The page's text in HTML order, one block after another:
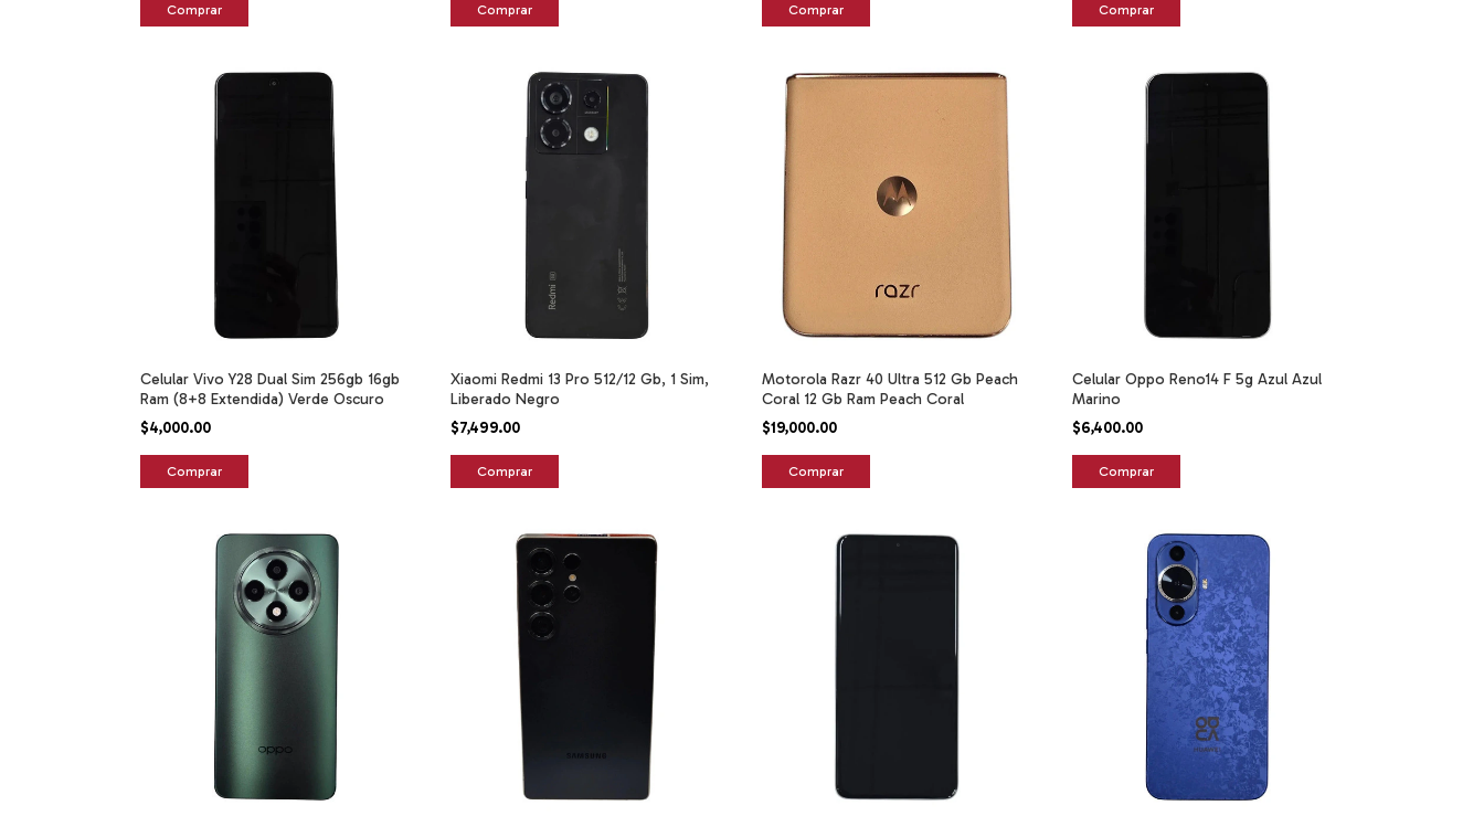
Celular Vivo Y28 Dual Sim 256gb 16gb
Ram (8+8 Extendida) Verde Oscuro
$4,000.00
Xiaomi Redmi 13 Pro 512/12 Gb, 1 Sim,
Liberado Negro
$7,499.00
Motorola Razr 40 Ultra 512 Gb Peach
Coral 12 Gb Ram Peach Coral
$19,000.00
Celular Oppo Reno14 F 5g Azul Azul
Marino
$6,400.00